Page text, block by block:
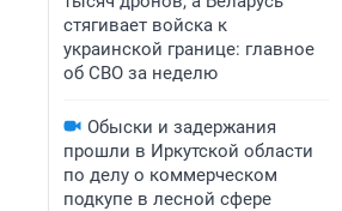
стягивает войска к
украинской границе: главное
об СВО за неделю
Обыски и задержания
прошли в Иркутской области
по делу о коммерческом
подкупе в лесной сфере